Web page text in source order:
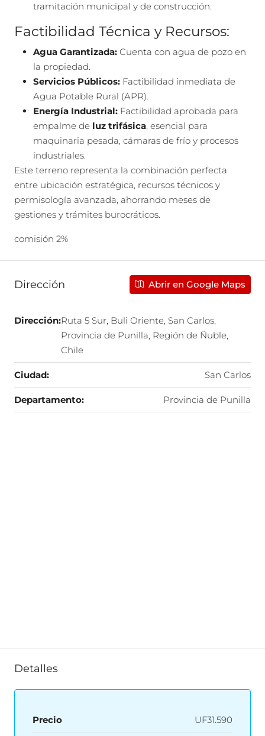
tramitación municipal y de construcción.
Factibilidad Técnica y Recursos:
Agua Garantizada: Cuenta con agua de pozo en
la propiedad.
Servicios Públicos: Factibilidad inmediata de
Agua Potable Rural (APR).
Energía Industrial: Factibilidad aprobada para
empalme de luz trifásica, esencial para
maquinaria pesada, cámaras de frío y procesos
industriales.
Este terreno representa la combinación perfecta
entre ubicación estratégica, recursos técnicos y
permisología avanzada, ahorrando meses de
gestiones y trámites burocráticos.
comisión 2%
Dirección Abrir en Google Maps
Dirección:Ruta 5 Sur, Buli Oriente, San Carlos,
Provincia de Punilla, Región de Ñuble,
Chile
Ciudad: San Carlos
Departamento: Provincia de Punilla
Detalles
Precio UF31.590